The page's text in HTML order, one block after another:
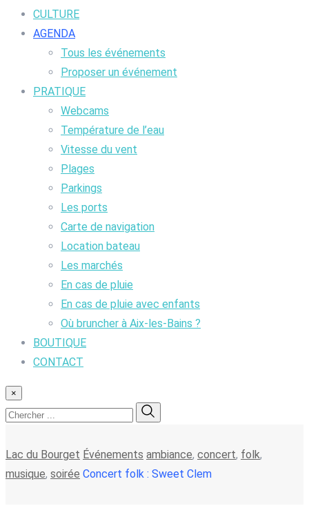
CULTURE
AGENDA
Tous les événements
Proposer un événement
PRATIQUE
Webcams
Température de l’eau
Vitesse du vent
Plages
Parkings
Les ports
Carte de navigation
Location bateau
Les marchés
En cas de pluie
En cas de pluie avec enfants
Où bruncher à Aix-les-Bains ?
BOUTIQUE
CONTACT
×
Lac du Bourget Événements ambiance, concert, folk,
musique, soirée Concert folk : Sweet Clem